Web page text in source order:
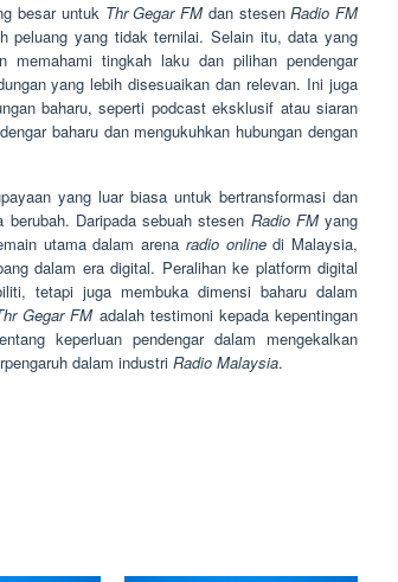
besar untuk Thr Gegar FMdan stesenRadio FM
peluang yang tidak ternilai. Selain itu, data yang
memahami tingkah laku dan pilihan pendengar
yang lebih disesuaikan dan relevan. Ini juga
baharu, seperti podcast eksklusif atau siaran
baharu dan mengukuhkan hubungan dengan
yang luar biasa untuk bertransformasi dan
Daripada sebuah stesen Radio FMyang
utama dalam arena radio onlinedi Malaysia,
dalam era digital. Peralihan ke platform digital
tetapi juga membuka dimensi baharu dalam
Gegar FMadalah testimoni kepada kepentingan
keperluan pendengar dalam mengekalkan
dalam industri Radio Malaysia.